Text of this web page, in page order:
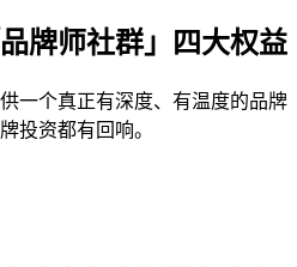
牌师社群」四大权益
一个真正有深度、有温度的品牌
投资都有回响。